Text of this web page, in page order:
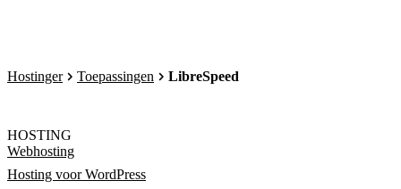
Hostinger Toepassingen LibreSpeed
HOSTING
Webhosting
Hosting voor WordPress